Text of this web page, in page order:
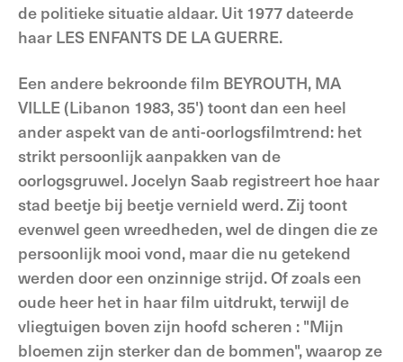
de politieke situatie aldaar. Uit 1977 dateerde
haar LES ENFANTS DE LA GUERRE.
Een andere bekroonde film BEYROUTH, MA
VILLE (Libanon 1983, 35') toont dan een heel
ander aspekt van de anti-oorlogsfilmtrend: het
strikt persoonlijk aanpakken van de
oorlogsgruwel. Jocelyn Saab registreert hoe haar
stad beetje bij beetje vernield werd. Zij toont
evenwel geen wreedheden, wel de dingen die ze
persoonlijk mooi vond, maar die nu getekend
werden door een onzinnige strijd. Of zoals een
oude heer het in haar film uitdrukt, terwijl de
vliegtuigen boven zijn hoofd scheren : "Mijn
bloemen zijn sterker dan de bommen", waarop ze